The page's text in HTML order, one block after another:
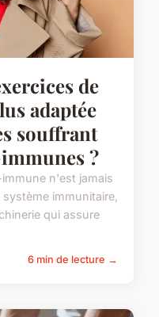
de
adaptée
souffrant
?
n'est jamais
immunitaire,
qui assure
6 min de lecture →